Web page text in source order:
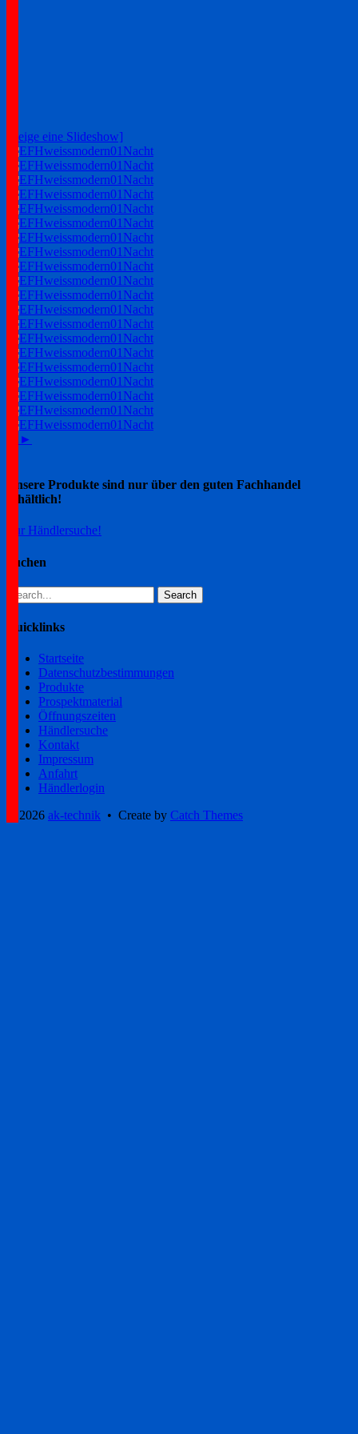
[Zeige eine Slideshow]
►
Unsere Produkte sind nur über den guten Fachhandel
erhältlich!
Zur Händlersuche!
Suchen
Search
for:
Quicklinks
Startseite
Datenschutzbestimmungen
Produkte
Prospektmaterial
Öffnungszeiten
Händlersuche
Kontakt
Impressum
Anfahrt
Händlerlogin
© 2026 ak-technik • Create by Catch Themes